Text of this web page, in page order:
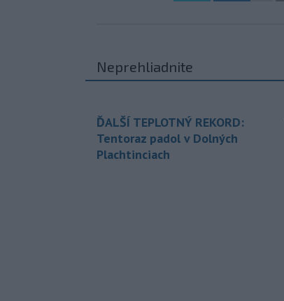
Neprehliadnite
ĎALŠÍ TEPLOTNÝ REKORD:
Tentoraz padol v Dolných
Plachtinciach